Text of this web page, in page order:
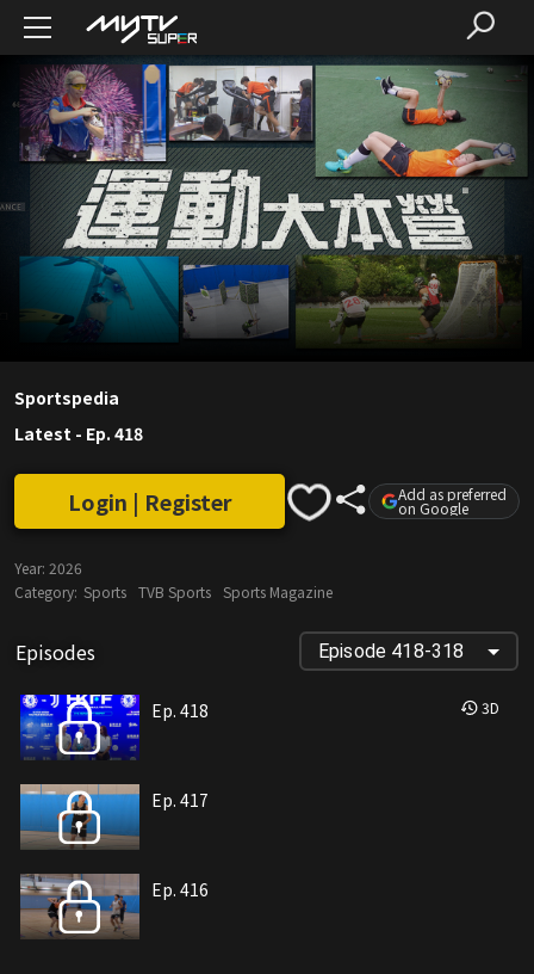
Sportspedia
Latest - Ep. 418
Login | Register Add as preferred
on Google
Year: 2026
Category: Sports TVB Sports Sports Magazine
Episodes Episode 418-318
Ep. 418 3D
Ep. 417
Ep. 416